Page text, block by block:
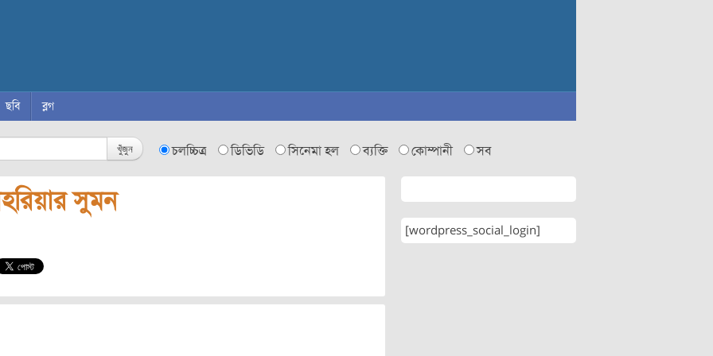
ছবি ব্লগ
খুঁজুন চলচ্চিত্র ডিভিডি সিনেমা হল ব্যক্তি কোম্পানী সব
সুমন
[wordpress_social_login]